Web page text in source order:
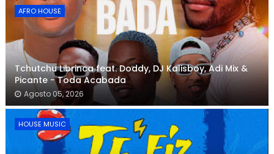
AFRO HOUSE
Tchutchu Librinca feat. Doddy, DJ Kalisboy, Adi Mix &
Picante - Toda Acabada
Agosto 05, 2026
HOUSE MUSIC